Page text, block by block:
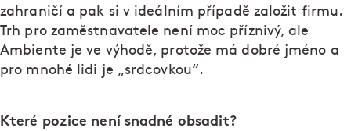
zahraničí a pak si v ideálním případě založit firmu.
Trh pro zaměstnavatele není moc příznivý, ale
Ambiente je ve výhodě, protože má dobré jméno a
pro mnohé lidi je „srdcovkou“.
Které pozice není snadné obsadit?